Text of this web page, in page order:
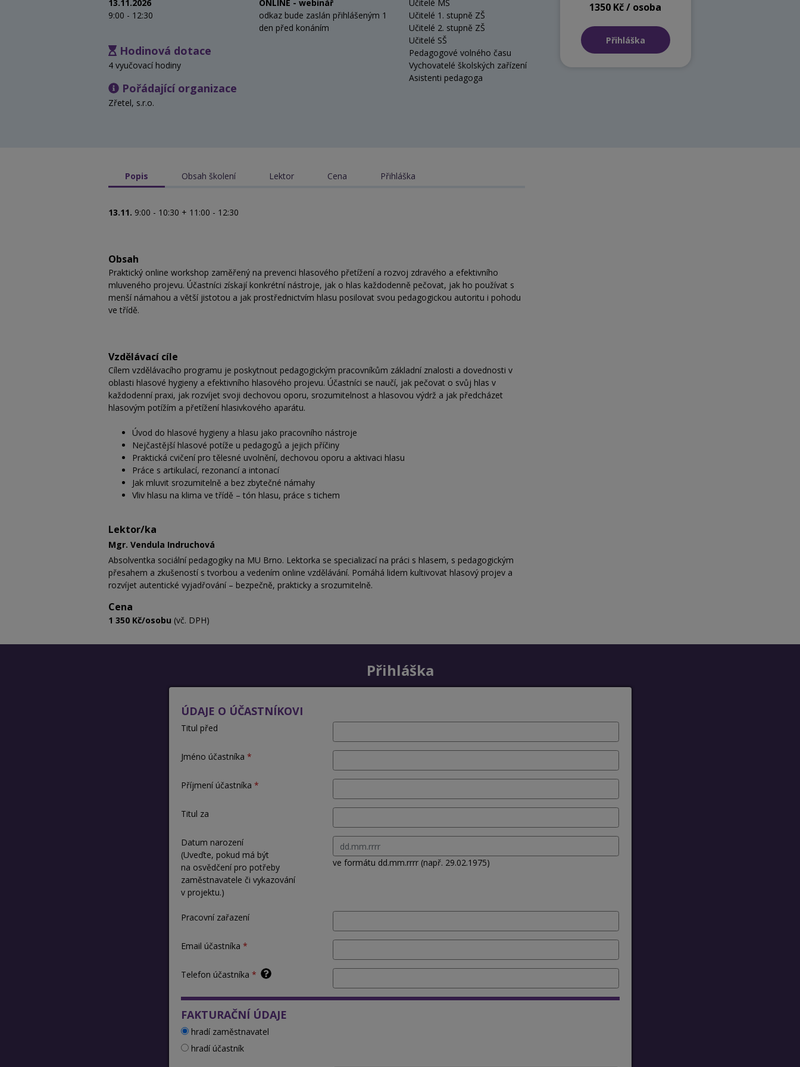
13.11.2026
9:00 - 12:30
ONLINE - webinář
odkaz bude zaslán přihlášeným 1
den před konáním
Hodinová dotace
4 vyučovací hodiny
Pořádající organizace
Zřetel, s.r.o.
Učitelé MŠ
Učitelé 1. stupně ZŠ
Učitelé 2. stupně ZŠ
Učitelé SŠ
Pedagogové volného času
Vychovatelé školských zařízení
Asistenti pedagoga
1350 Kč / osoba
Přihláška
Popis Obsah školení Lektor Cena Přihláška
13.11. 9:00 - 10:30 + 11:00 - 12:30
Obsah
Praktický online workshop zaměřený na prevenci hlasového přetížení a rozvoj zdravého a efektivního
mluveného projevu. Účastníci získají konkrétní nástroje, jak o hlas každodenně pečovat, jak ho používat s
menší námahou a větší jistotou a jak prostřednictvím hlasu posilovat svou pedagogickou autoritu i pohodu
ve třídě.
Vzdělávací cíle
Cílem vzdělávacího programu je poskytnout pedagogickým pracovníkům základní znalosti a dovednosti v
oblasti hlasové hygieny a efektivního hlasového projevu. Účastníci se naučí, jak pečovat o svůj hlas v
každodenní praxi, jak rozvíjet svoji dechovou oporu, srozumitelnost a hlasovou výdrž a jak předcházet
hlasovým potížím a přetížení hlasivkového aparátu.
Úvod do hlasové hygieny a hlasu jako pracovního nástroje
Nejčastější hlasové potíže u pedagogů a jejich příčiny
Praktická cvičení pro tělesné uvolnění, dechovou oporu a aktivaci hlasu
Práce s artikulací, rezonancí a intonací
Jak mluvit srozumitelně a bez zbytečné námahy
Vliv hlasu na klima ve třídě – tón hlasu, práce s tichem
Lektor/ka
Mgr. Vendula Indruchová
Absolventka sociální pedagogiky na MU Brno. Lektorka se specializací na práci s hlasem, s pedagogickým
přesahem a zkušeností s tvorbou a vedením online vzdělávání. Pomáhá lidem kultivovat hlasový projev a
rozvíjet autentické vyjadřování – bezpečně, prakticky a srozumitelně.
Cena
1 350 Kč/osobu (vč. DPH)
Přihláška
ÚDAJE O ÚČASTNÍKOVI
Titul před
Jméno účastníka
Příjmení účastníka
Titul za
Datum narození
(Uveďte, pokud má být
na osvědčení pro potřeby
zaměstnavatele či vykazování
v projektu.)
ve formátu dd.mm.rrrr (např. 29.02.1975)
Pracovní zařazení
Email účastníka
Telefon účastníka
FAKTURAČNÍ ÚDAJE
hradí zaměstnavatel
hradí účastník